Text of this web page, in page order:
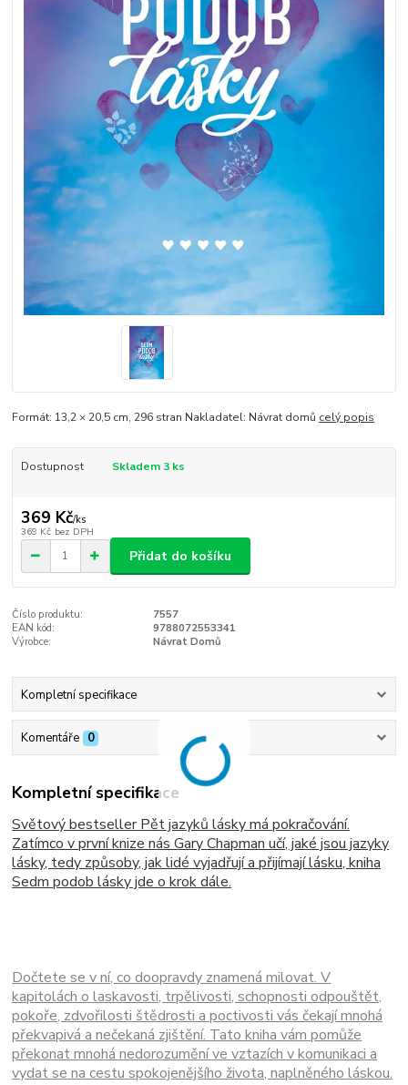
Formát: 13,2 × 20,5 cm, 296 stran Nakladatel: Návrat domů celý popis
Dostupnost Skladem 3 ks
369 Kč/ks
369 Kč bez DPH
Přidat do košíku
Číslo produktu:
7557
EAN kód:
9788072553341
Výrobce:
Návrat Domů
Kompletní specifikace
Komentáře 0
Kompletní specifikace
Světový bestseller Pět jazyků lásky má pokračování.
Zatímco v první knize nás Gary Chapman učí, jaké jsou jazyky
lásky, tedy způsoby, jak lidé vyjadřují a přijímají lásku, kniha
Sedm podob lásky jde o krok dále.
Dočtete se v ní, co doopravdy znamená milovat. V
kapitolách o laskavosti, trpělivosti, schopnosti odpouštět,
pokoře, zdvořilosti štědrosti a poctivosti vás čekají mnohá
překvapivá a nečekaná zjištění. Tato kniha vám pomůže
překonat mnohá nedorozumění ve vztazích v komunikaci a
vydat se na cestu spokojenějšího života, naplněného láskou.